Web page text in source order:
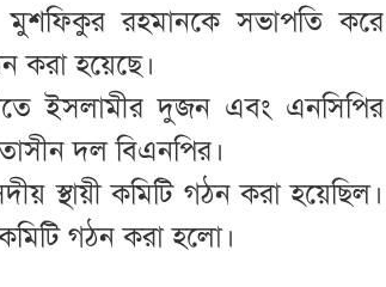
রহমানকে সভাপতি করে
করা হয়েছে।
ইসলামীর দুজন এবং এনসিপির
দল বিএনপির।
স্থায়ী কমিটি গঠন করা হয়েছিল।
কমিটি গঠন করা হলো।